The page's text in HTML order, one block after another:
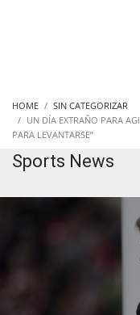
HOME
SIN CATEGORIZAR
UN DÍA EXTRAÑO PARA
PARA LEVANTARSE”
Sports News